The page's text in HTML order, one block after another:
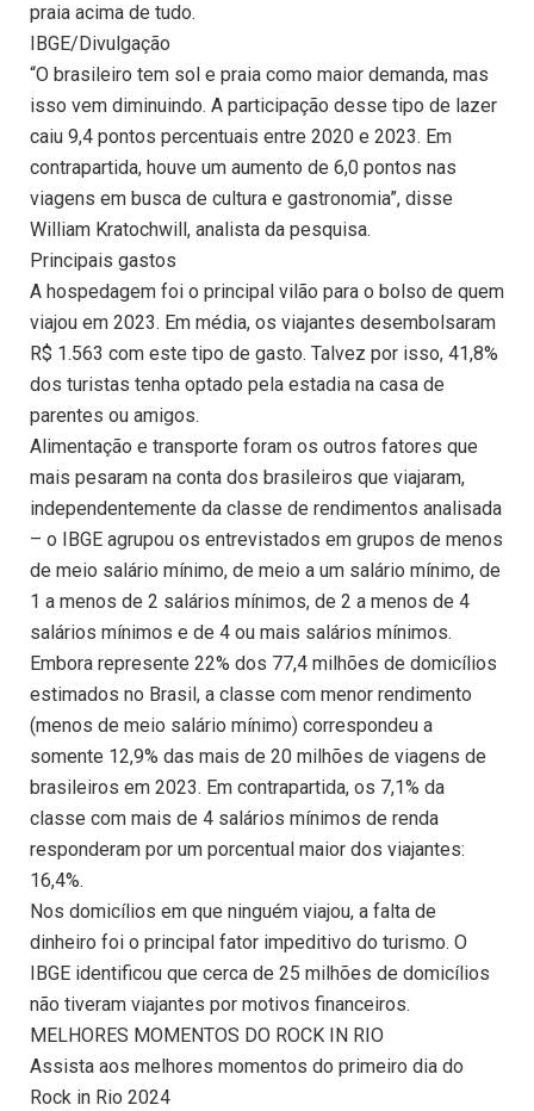
praia acima de tudo.
IBGE/Divulgação
“O brasileiro tem sol e praia como maior demanda, mas
isso vem diminuindo. A participação desse tipo de lazer
caiu 9,4 pontos percentuais entre 2020 e 2023. Em
contrapartida, houve um aumento de 6,0 pontos nas
viagens em busca de cultura e gastronomia”, disse
William Kratochwill, analista da pesquisa.
Principais gastos
A hospedagem foi o principal vilão para o bolso de quem
viajou em 2023. Em média, os viajantes desembolsaram
R$ 1.563 com este tipo de gasto. Talvez por isso, 41,8%
dos turistas tenha optado pela estadia na casa de
parentes ou amigos.
Alimentação e transporte foram os outros fatores que
mais pesaram na conta dos brasileiros que viajaram,
independentemente da classe de rendimentos analisada
– o IBGE agrupou os entrevistados em grupos de menos
de meio salário mínimo, de meio a um salário mínimo, de
1 a menos de 2 salários mínimos, de 2 a menos de 4
salários mínimos e de 4 ou mais salários mínimos.
Embora represente 22% dos 77,4 milhões de domicílios
estimados no Brasil, a classe com menor rendimento
(menos de meio salário mínimo) correspondeu a
somente 12,9% das mais de 20 milhões de viagens de
brasileiros em 2023. Em contrapartida, os 7,1% da
classe com mais de 4 salários mínimos de renda
responderam por um porcentual maior dos viajantes:
16,4%.
Nos domicílios em que ninguém viajou, a falta de
dinheiro foi o principal fator impeditivo do turismo. O
IBGE identificou que cerca de 25 milhões de domicílios
não tiveram viajantes por motivos financeiros.
MELHORES MOMENTOS DO ROCK IN RIO
Assista aos melhores momentos do primeiro dia do
Rock in Rio 2024